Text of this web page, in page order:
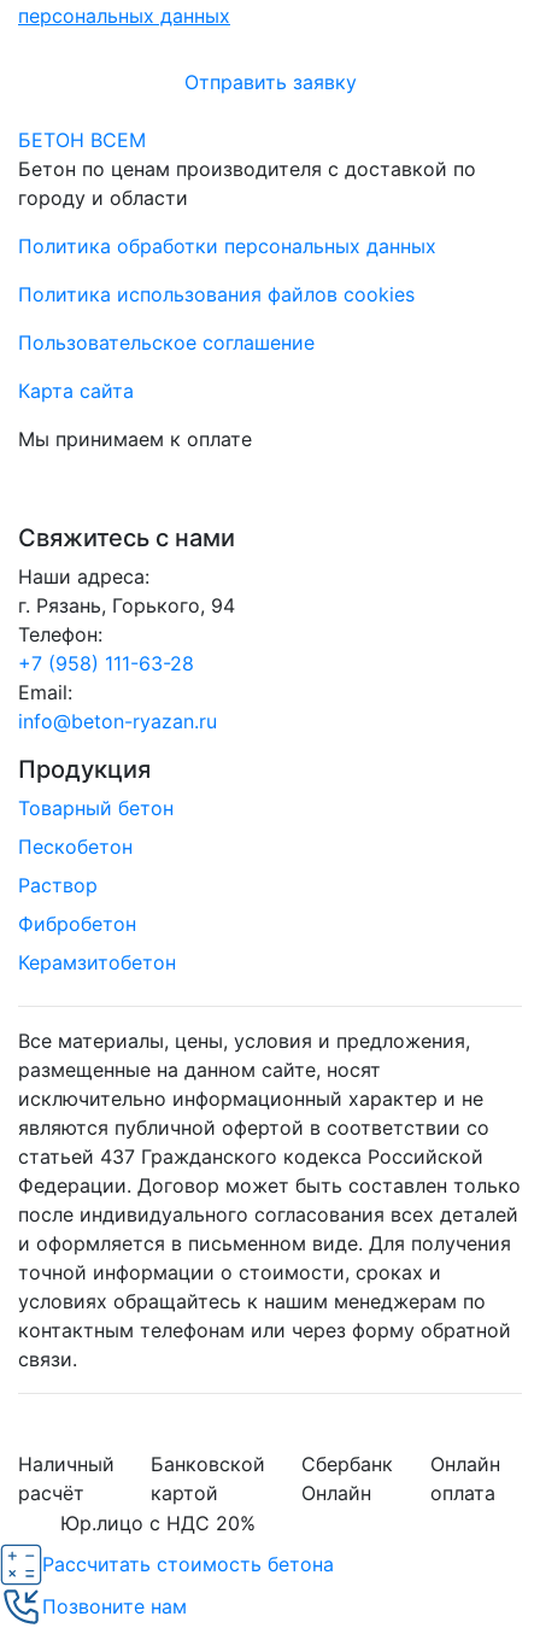
персональных данных
Отправить заявку
БЕТОН ВСЕМ
Бетон по ценам производителя с доставкой по
городу и области
Политика обработки персональных данных
Политика использования файлов cookies
Пользовательское соглашение
Карта сайта
Мы принимаем к оплате
Свяжитесь с нами
Наши адреса:
г. Рязань, Горького, 94
Телефон:
+7 (958) 111-63-28
Email:
info@beton-ryazan.ru
Продукция
Товарный бетон
Пескобетон
Раствор
Фибробетон
Керамзитобетон
Все материалы, цены, условия и предложения,
размещенные на данном сайте, носят
исключительно информационный характер и не
являются публичной офертой в соответствии со
статьей 437 Гражданского кодекса Российской
Федерации. Договор может быть составлен только
после индивидуального согласования всех деталей
и оформляется в письменном виде. Для получения
точной информации о стоимости, сроках и
условиях обращайтесь к нашим менеджерам по
контактным телефонам или через форму обратной
связи.
Наличный
расчёт
Банковской
картой
Сбербанк
Онлайн
Онлайн
оплата
Юр.лицо с НДС 20%
Рассчитать стоимость бетона
Позвоните нам